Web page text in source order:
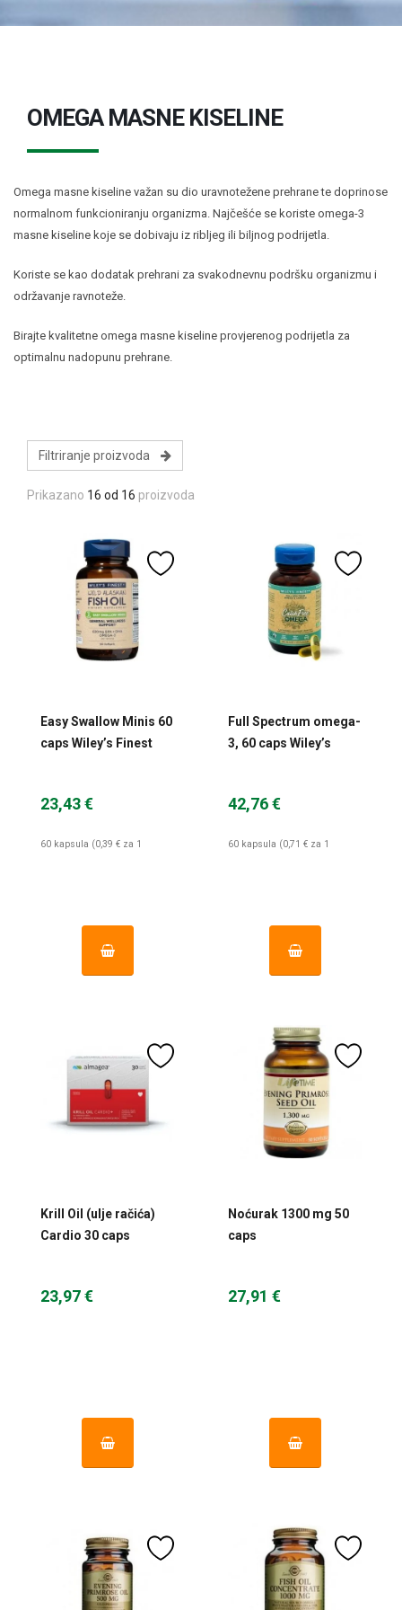
OMEGA MASNE KISELINE
Omega masne kiseline važan su dio uravnotežene prehrane te doprinose
normalnom funkcioniranju organizma. Najčešće se koriste omega-3
masne kiseline koje se dobivaju iz ribljeg ili biljnog podrijetla.
Koriste se kao dodatak prehrani za svakodnevnu podršku organizmu i
održavanje ravnoteže.
Birajte kvalitetne omega masne kiseline provjerenog podrijetla za
optimalnu nadopunu prehrane.
Filtriranje proizvoda
Prikazano 16 od 16 proizvoda
Easy Swallow Minis 60
caps Wiley’s Finest
23,43 €
60 kapsula (0,39 € za 1
Full Spectrum omega-
3, 60 caps Wiley’s
42,76 €
60 kapsula (0,71 € za 1
Krill Oil (ulje račića)
Cardio 30 caps
23,97 €
Noćurak 1300 mg 50
caps
27,91 €
Probiotici, prebiotici i enzimi